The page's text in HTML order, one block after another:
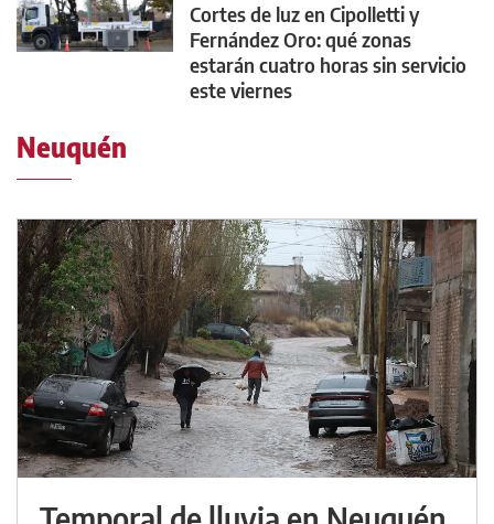
Cortes de luz en Cipolletti y
Fernández Oro: qué zonas
estarán cuatro horas sin servicio
este viernes
Neuquén